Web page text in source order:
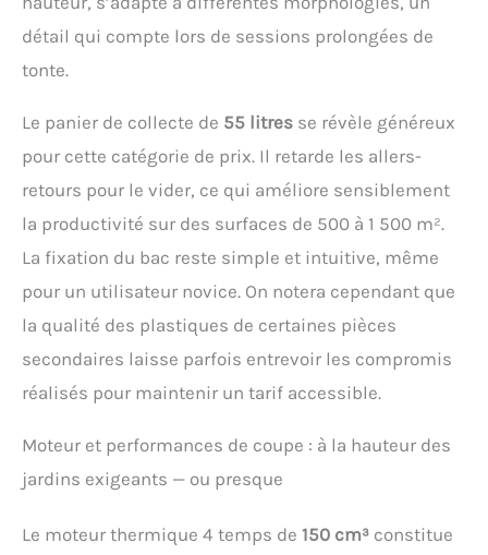
rangez-la facilement
Conception pratique et
durable : Cette tondeuse
à gazon est munie d’un
collecteur de 55 L
latérale et arrière, et d’un
châssis léger mais
sans effort et une
longue durée de vie
détail qui compte lors de sessions prolongées de
tonte.
Le panier de collecte de 55 litres se révèle généreux
pour cette catégorie de prix. Il retarde les allers-
retours pour le vider, ce qui améliore sensiblement
la productivité sur des surfaces de 500 à 1 500 m².
La fixation du bac reste simple et intuitive, même
pour un utilisateur novice. On notera cependant que
la qualité des plastiques de certaines pièces
secondaires laisse parfois entrevoir les compromis
réalisés pour maintenir un tarif accessible.
Moteur et performances de coupe : à la hauteur des
jardins exigeants — ou presque
Le moteur thermique 4 temps de 150 cm³ constitue